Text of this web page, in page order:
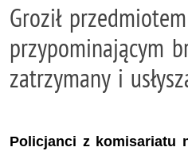
Groził przedmiotem
przypominającym
zatrzymany i
Policjanci z komisariatu